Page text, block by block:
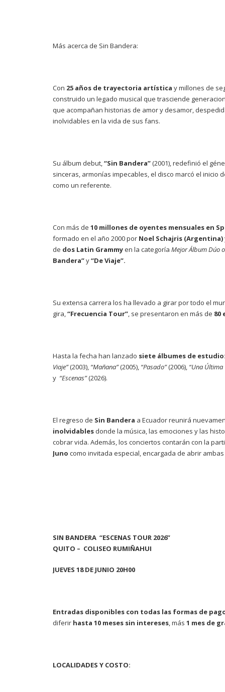
Más acerca de Sin Bandera:
Con 25 años de trayectoria artística y millones de
construido un legado musical que trasciende
que acompañan historias de amor y desamor,
inolvidables en la vida de sus fans.
Su álbum debut,“Sin Bandera”(2001), redefinió el
sinceras, armonías impecables, el disco marcó el
como un referente.
Con más de 10 millones de oyentes mensuales en
formado en el año 2000 por Noel Schajris (Argentina)
de dos Latin Grammyen la categoría MejorÁlbum Dúo
Bandera”y“De Viaje”.
Su extensa carrera los ha llevado a girar por todo el
gira,“Frecuencia Tour”, se presentaron en más de 80
Hasta la fecha han lanzado siete álbumes de estudio
Viaje”(2003), “Mañana”(2005), “Pasado”(2006), “Una Última
y “Escenas”(2026).
El regreso de Sin Bandera a Ecuador reunirá
inolvidables donde la música, las emociones y las
cobrar vida. Además, los conciertos contarán con la
Juno como invitada especial, encargada de abrir
SIN BANDERA “ESCENAS TOUR 2026”
QUITO – COLISEO RUMIÑAHUI
JUEVES 18 DE JUNIO 20H00
Entradas disponibles con todas las formas de
diferir hasta 10 meses sin intereses, más 1 mes de
LOCALIDADES Y COSTO: